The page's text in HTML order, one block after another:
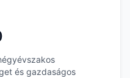
és gazdaságos